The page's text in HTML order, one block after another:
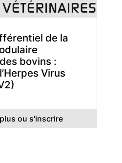
de la
bovins :
Virus
ou s'inscrire